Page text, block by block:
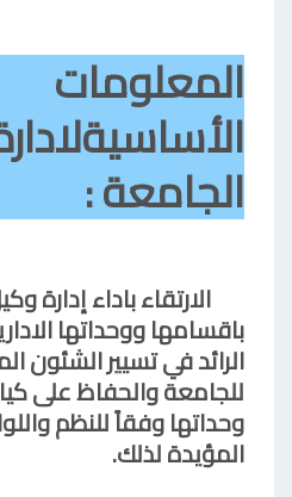
المعلومات
الجامعة :
الارتقاء باداء إدارة
باقسامها ووحداتها
الرائد في تسيير الشئون
للجامعة والحفاظ على
وحداتها وفقاً للنظم
المؤيدة لذلك.